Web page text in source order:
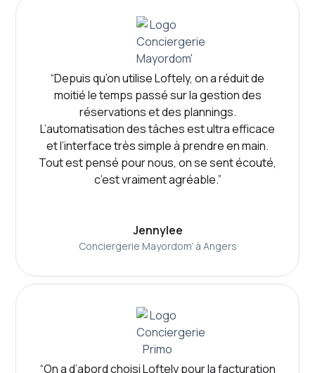
“Depuis qu’on utilise Loftely, on a réduit de
moitié le temps passé sur la gestion des
réservations et des plannings.
L’automatisation des tâches est ultra efficace
et l’interface très simple à prendre en main.
Tout est pensé pour nous, on se sent écouté,
c’est vraiment agréable.”
Jennylee
Conciergerie Mayordom’ à Angers
“On a d’abord choisi Loftely pour la facturation